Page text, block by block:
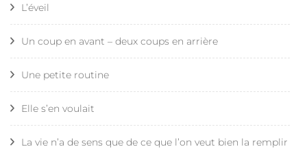
L’éveil
Un coup en avant – deux coups en arrière
Une petite routine
Elle s’en voulait
La vie n’a de sens que de ce que l’on veut bien la remplir